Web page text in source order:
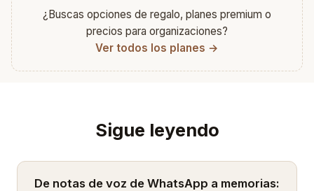
¿Buscas opciones de regalo, planes premium o
precios para organizaciones?
Ver todos los planes →
Sigue leyendo
De notas de voz de WhatsApp a memorias: